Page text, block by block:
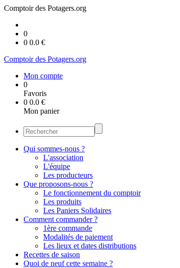
Comptoir des Potagers.org
0
0 0.0 €
Comptoir des Potagers.org
Mon compte
0
Favoris
0 0.0 €
Mon panier
Qui sommes-nous ?
L'association
L'équipe
Les producteurs
Que proposons-nous ?
Le fonctionnement du comptoir
Les produits
Les Paniers Solidaires
Comment commander ?
1ère commande
Modalités de paiement
Les lieux et dates distributions
Recettes de saison
Quoi de neuf cette semaine ?